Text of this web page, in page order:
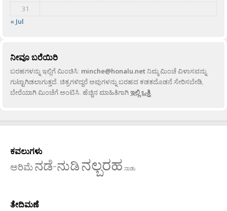
31
« Jul
ನೀವೂ ಬರೆಯಿರಿ
ಬರಹಗಳನ್ನು ಇಲ್ಲಿಗೆ ಮಿಂಚಿಸಿ: minche@honalu.netನಿಮ್ಮ ಮಿಂಚೆ ವಿಳಾಸವನ್ನು
ಗುಟ್ಟಾಗಿಡಲಾಗುತ್ತದೆ. ಚಿತ್ರಗಳಿದ್ದರೆ ಅವುಗಳನ್ನು ಬರಹದ ಕಡತದೊಡನೆ ಸೇರಿಸಬೇಡಿ,
ಬೇರೆಯಾಗಿ ಮಿಂಚೆಗೆ ಅಂಟಿಸಿ. ಹೆಚ್ಚಿನ ಮಾಹಿತಿಗಾಗಿಇಲ್ಲಿ ಒತ್ತಿ.
ಕವಲುಗಳು
ಅರಿಮೆನಡೆ-ನುಡಿನಲ್ಬರಹ ನಾಡು
ತೇದಿಮಣೆ